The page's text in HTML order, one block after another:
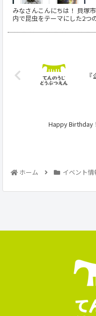
みなさんこんにちは！ 貝塚
内で昆虫をテーマにした2つ
Happy Birthday
ホーム イベント情